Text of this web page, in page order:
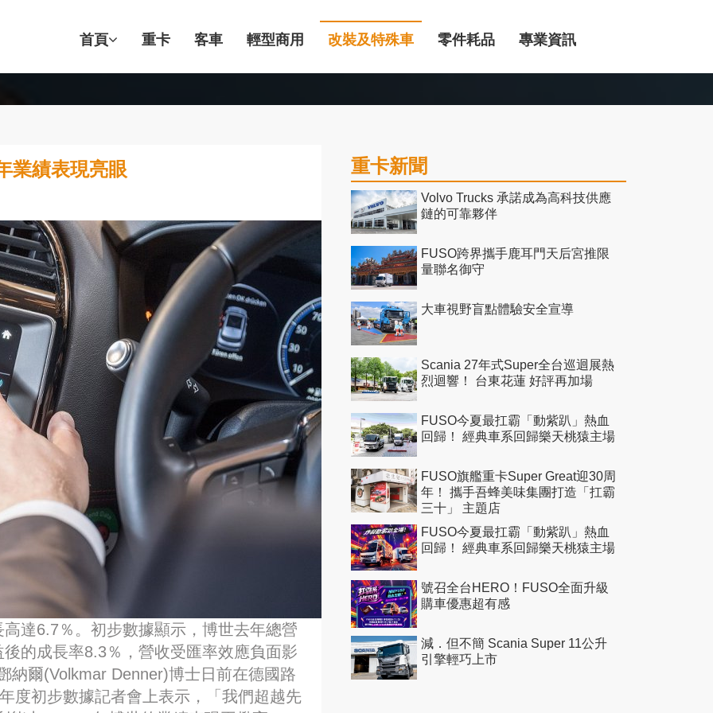
首頁 重卡 客車 輕型商用 改裝及特殊車 零件耗品 專業資訊
業績表現亮眼
達6.7％。初步數據顯示，博世去年總營
的成長率8.3％，營收受匯率效應負面影
納爾(Volkmar Denner)博士日前在德國路
度初步數據記者會上表示，「我們超越先
重卡新聞
Volvo Trucks 承諾成為高科技供應
鏈的可靠夥伴
FUSO跨界攜手鹿耳門天后宮推限
量聯名御守
大車視野盲點體驗安全宣導
Scania 27年式Super全台巡迴展熱
烈迴響！ 台東花蓮 好評再加場
FUSO今夏最扛霸「動紫趴」熱血
回歸！ 經典車系回歸樂天桃猿主場
FUSO旗艦重卡Super Great迎30周
年！ 攜手吾蜂美味集團打造「扛霸
三十」 主題店
FUSO今夏最扛霸「動紫趴」熱血
回歸！ 經典車系回歸樂天桃猿主場
號召全台HERO！FUSO全面升級
購車優惠超有感
減．但不簡 Scania Super 11公升
引擎輕巧上市